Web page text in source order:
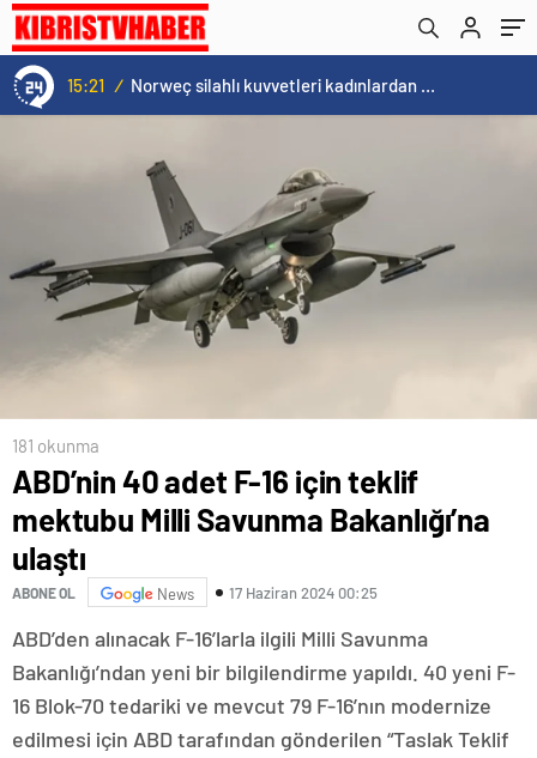
15:21 / Norweç silahlı kuvvetleri kadınlardan oluşan özel kuvvetler eğitimlerini başlattı.
181 okunma
ABD’nin 40 adet F-16 için teklif
mektubu Milli Savunma Bakanlığı’na
ulaştı
ABONE OL News 17 Haziran 2024 00:25
ABD’den alınacak F-16’larla ilgili Milli Savunma
Bakanlığı’ndan yeni bir bilgilendirme yapıldı. 40 yeni F-
16 Blok-70 tedariki ve mevcut 79 F-16’nın modernize
edilmesi için ABD tarafından gönderilen “Taslak Teklif